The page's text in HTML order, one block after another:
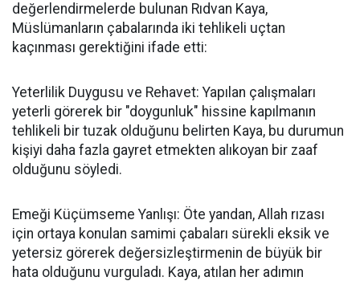
değerlendirmelerde bulunan Rıdvan Kaya,
Müslümanların çabalarında iki tehlikeli uçtan
kaçınması gerektiğini ifade etti:
Yeterlilik Duygusu ve Rehavet: Yapılan çalışmaları
yeterli görerek bir "doygunluk" hissine kapılmanın
tehlikeli bir tuzak olduğunu belirten Kaya, bu durumun
kişiyi daha fazla gayret etmekten alıkoyan bir zaaf
olduğunu söyledi.
Emeği Küçümseme Yanlışı: Öte yandan, Allah rızası
için ortaya konulan samimi çabaları sürekli eksik ve
yetersiz görerek değersizleştirmenin de büyük bir
hata olduğunu vurguladı. Kaya, atılan her adımın